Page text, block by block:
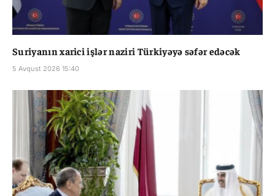
Suriyanın xarici işlər naziri Türkiyəyə səfər edəcək
5 Avqust 2026 15:40